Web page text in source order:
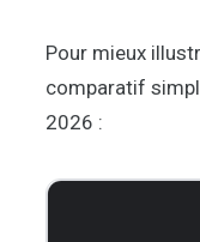
Pour mieux
comparatif
2026 :